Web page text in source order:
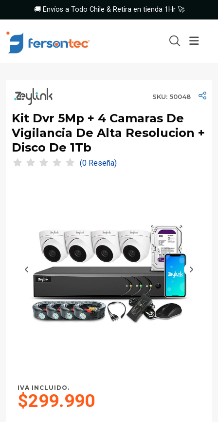
🚚 Envíos a Todo Chile & Retira en tienda 1Hr 🚀
SKU: 50048
Kit Dvr 5Mp + 4 Camaras De
Vigilancia De Alta Resolucion +
Disco De 1Tb
(0 Reseña)
IVA INCLUIDO.
$299.990